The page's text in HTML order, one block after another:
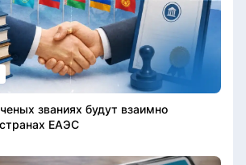
званиях будут взаимно
ЕАЭС